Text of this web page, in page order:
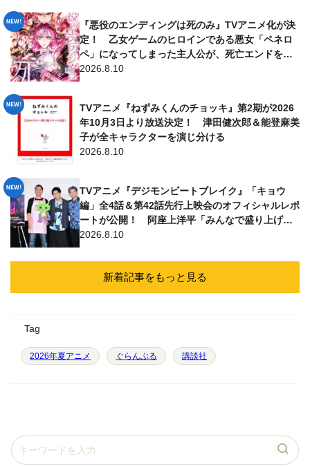
『悪役のエンディングは死のみ』TVアニメ化が決
定！ 乙女ゲームのヒロインである悪女「ペネロ
ペ」になってしまった主人公が、死亡エンドを避
けるために奮闘するファンタジー
2026.8.10
TVアニメ『ねずみくんのチョッキ』第2期が2026
年10月3日より放送決定！ 津田健次郎＆能登麻美
子が全キャラクターを演じ分ける
2026.8.10
TVアニメ『デジモンビートブレイク』「キョウ
編」全4話＆第42話先行上映会のオフィシャルレポ
ートが公開！ 阿座上洋平「みんなで盛り上げて
いけたら…」
2026.8.10
新着記事をもっと見る
Tag
2026年夏アニメ ぐらんぶる 講談社